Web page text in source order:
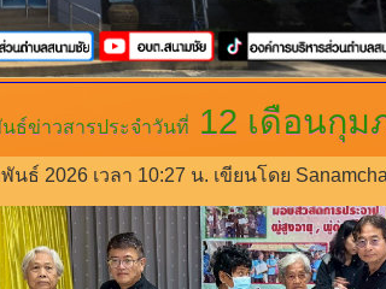
ธ์ข่าวสารประจำวันที่ 12 เดือนกุ
ธ์ 2026 เวลา 10:27 น. เขียนโดย